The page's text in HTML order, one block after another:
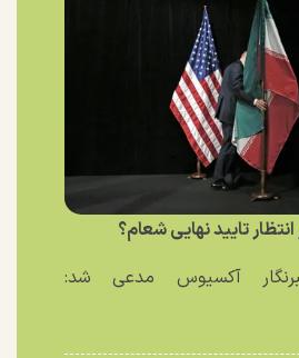
انتظار تایید نهایی شعام؟
آکسیوس مدعی شد: